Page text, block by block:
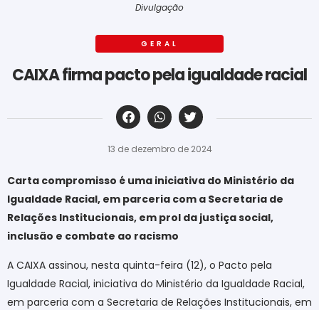
Divulgação
GERAL
CAIXA firma pacto pela igualdade racial
‎ ‎ ‎ ‎ ‎ ‎ ‎ ‎ ‎ ‎ ‎ ‎ ‎ ‎ ‎ ‎ ‎ ‎ ‎ ‎ ‎ ‎ ‎ ‎ ‎ ‎ ‎ ‎ ‎ ‎ ‎
13 de dezembro de 2024
Carta compromisso é uma iniciativa do Ministério da
Igualdade Racial, em parceria com a Secretaria de
Relações Institucionais, em prol da justiça social,
inclusão e combate ao racismo
A CAIXA assinou, nesta quinta-feira (12), o Pacto pela
Igualdade Racial, iniciativa do Ministério da Igualdade Racial,
em parceria com a Secretaria de Relações Institucionais, em